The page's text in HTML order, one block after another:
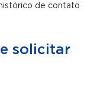
de contato
solicitar